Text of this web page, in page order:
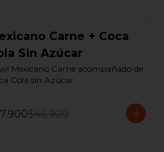
Carne + Coca
Sin Azúcar
Mexicano Carne acompañado de
Cola sin Azúcar.
$46.900